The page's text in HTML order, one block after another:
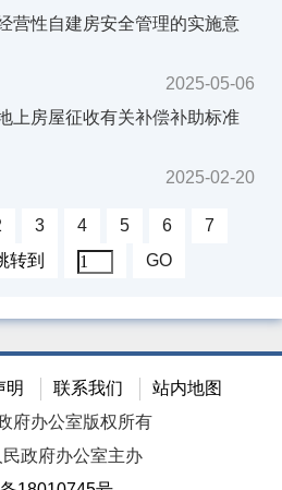
营性自建房安全管理的实施意
2025-05-06
上房屋征收有关补偿补助标准
2025-02-20
3 4 5 6
7
转到 GO
明 联系我们
站内地图
府办公室版权所有
政府办公室主办